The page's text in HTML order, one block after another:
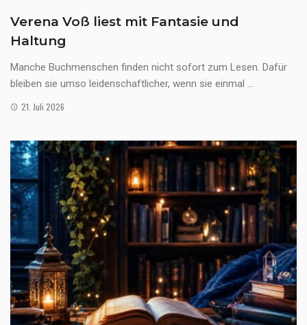
Verena Voß liest mit Fantasie und
Haltung
Manche Buchmenschen finden nicht sofort zum Lesen. Dafür
bleiben sie umso leidenschaftlicher, wenn sie einmal ...
21. Juli 2026